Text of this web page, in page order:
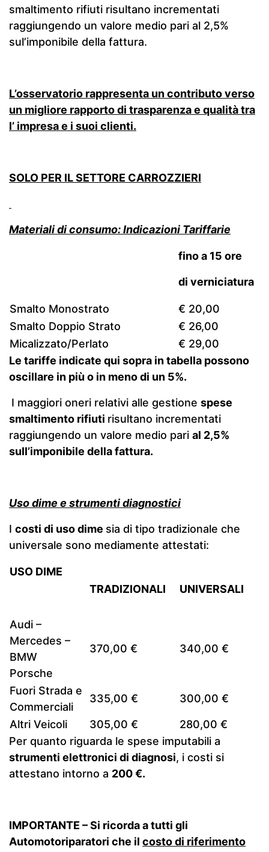
smaltimento rifiuti risultano incrementati
raggiungendo un valore medio pari al 2,5%
sul’imponibile della fattura.
L’osservatorio rappresenta un contributo verso
un migliore rapporto di trasparenza e qualità tra
l’ impresa e i suoi clienti.
SOLO PER IL SETTORE CARROZZIERI
Materiali di consumo: Indicazioni Tariffarie
fino a 15 ore
di verniciatura
Smalto Monostrato
€ 20,00
Smalto Doppio Strato
€ 26,00
Micalizzato/Perlato
€ 29,00
Le tariffe indicate qui sopra in tabella possono
oscillare in più o in meno di un 5%.
I maggiori oneri relativi alle gestione spese
smaltimento rifiuti risultano incrementati
raggiungendo un valore medio pari al 2,5%
sull’imponibile della fattura.
Uso dime e strumenti diagnostici
I costi di uso dime sia di tipo tradizionale che
universale sono mediamente attestati:
USO DIME
TRADIZIONALI
UNIVERSALI
Audi –
Mercedes –
BMW
Porsche
370,00 € 340,00 €
Fuori Strada e
Commerciali
335,00 € 300,00 €
Altri Veicoli 305,00 €
280,00 €
Per quanto riguarda le spese imputabili a
strumenti elettronici di diagnosi, i costi si
attestano intorno a 200 €.
IMPORTANTE –Si ricorda a tutti gli
Automotoriparatori che il costo di riferimento